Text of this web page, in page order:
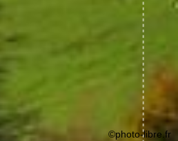
©photo-libre.fr